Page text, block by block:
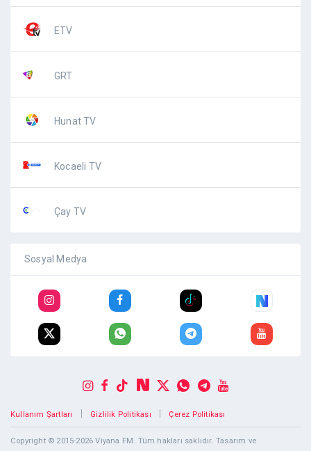
ETV
GRT
Hunat TV
Kocaeli TV
Çay TV
Sosyal Medya
Kullanım Şartları Gizlilik Politikası Çerez Politikası
Copyright © 2015-2026 Viyana FM. Tüm hakları saklıdır. Tasarım ve